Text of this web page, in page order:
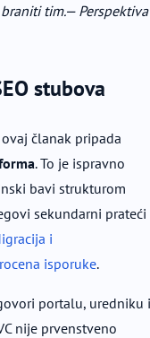
tim.— Perspektiva
stubova
članak pripada
. To je ispravno
bavi strukturom
sekundarni prateći
i
isporuke.
portalu, uredniku i
nije prvenstveno